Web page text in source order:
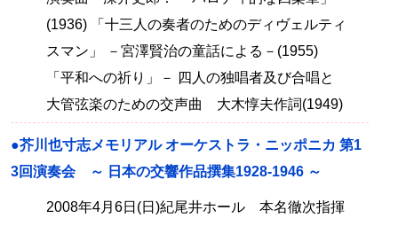
(1936) 「十三人の奏者のためのディヴェルティ
スマン」 －宮澤賢治の童話による－(1955)
「平和への祈り」－ 四人の独唱者及び合唱と
大管弦楽のための交声曲 大木惇夫作詞(1949)
●芥川也寸志メモリアル オーケストラ・ニッポニカ 第1
3回演奏会 ～ 日本の交響作品撰集1928-1946 ～
2008年4月6日(日)紀尾井ホール 本名徹次指揮